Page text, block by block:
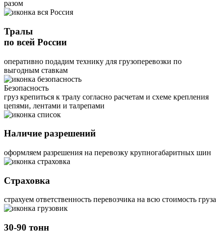
разом
Тралы
по всей России
оперативно подадим технику для грузоперевозки по
выгодным ставкам
Безопасность
груз крепиться к тралу согласно расчетам и схеме крепления
цепями, лентами и талрепами
Наличие разрешений
оформляем разрешения на перевозку крупногабаритных шин
Страховка
страхуем ответственность перевозчика на всю стоимость груза
30-90 тонн